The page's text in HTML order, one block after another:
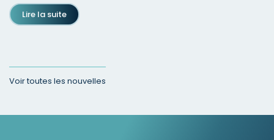
Lire la suite
Voir toutes les nouvelles